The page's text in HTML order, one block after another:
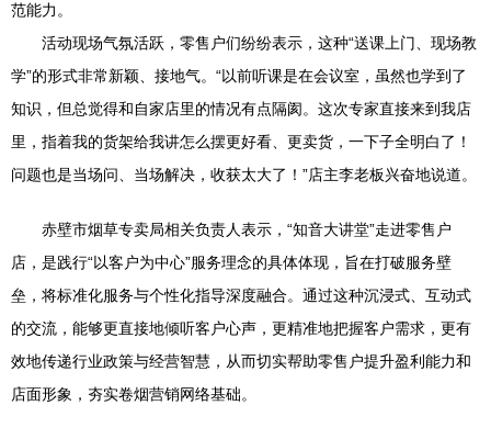
范能力。
活动现场气氛活跃，零售户们纷纷表示，这种“送课上门、现场教
学”的形式非常新颖、接地气。“以前听课是在会议室，虽然也学到了
知识，但总觉得和自家店里的情况有点隔阂。这次专家直接来到我店
里，指着我的货架给我讲怎么摆更好看、更卖货，一下子全明白了！
问题也是当场问、当场解决，收获太大了！”店主李老板兴奋地说道。
赤壁市烟草专卖局相关负责人表示，“知音大讲堂”走进零售户
店，是践行“以客户为中心”服务理念的具体体现，旨在打破服务壁
垒，将标准化服务与个性化指导深度融合。通过这种沉浸式、互动式
的交流，能够更直接地倾听客户心声，更精准地把握客户需求，更有
效地传递行业政策与经营智慧，从而切实帮助零售户提升盈利能力和
店面形象，夯实卷烟营销网络基础。